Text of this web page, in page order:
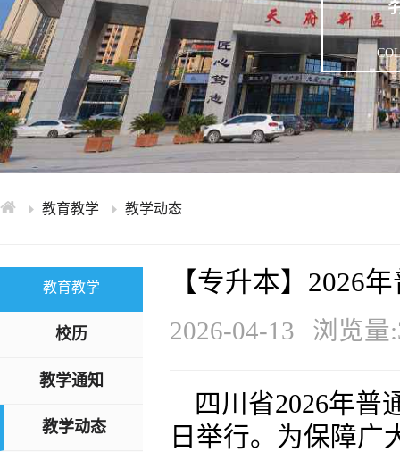
心理健康
学生资助
下载中心
联系我们
实践教学
专业建设
课程建设
教学改革
学术交流
教育教学 教学动态
教育教学
校历
教学通知
教学动态
【专升本】2026
2026-04-13 浏览量
四川省2026年普
日举行。为保障广